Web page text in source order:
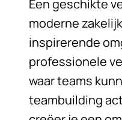
Een geschikte
moderne
inspirerende
professionele
waar teams
teambuilding